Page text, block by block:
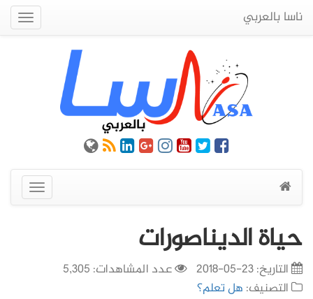
ناسا بالعربي
عرض
القائمة
حياة الديناصورات
التاريخ:23-05-2018
عدد المشاهدات: 5,305
التصنيف: هل تعلم؟